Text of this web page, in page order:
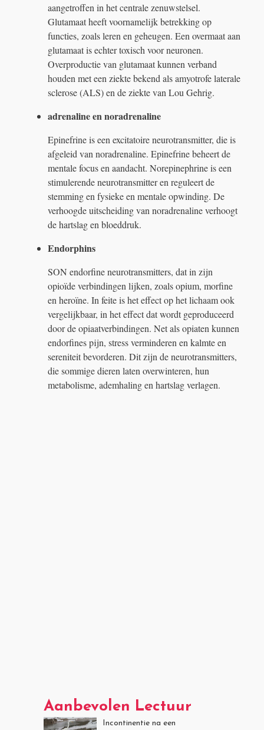
aangetroffen in het centrale zenuwstelsel.
Glutamaat heeft voornamelijk betrekking op
functies, zoals leren en geheugen. Een overmaat aan
glutamaat is echter toxisch voor neuronen.
Overproductie van glutamaat kunnen verband
houden met een ziekte bekend als amyotrofe laterale
sclerose (ALS) en de ziekte van Lou Gehrig.
adrenaline en noradrenaline
Epinefrine is een excitatoire neurotransmitter, die is
afgeleid van noradrenaline. Epinefrine beheert de
mentale focus en aandacht. Norepinephrine is een
stimulerende neurotransmitter en reguleert de
stemming en fysieke en mentale opwinding. De
verhoogde uitscheiding van noradrenaline verhoogt
de hartslag en bloeddruk.
Endorphins
SON endorfine neurotransmitters, dat in zijn
opioïde verbindingen lijken, zoals opium, morfine
en heroïne. In feite is het effect op het lichaam ook
vergelijkbaar, in het effect dat wordt geproduceerd
door de opiaatverbindingen. Net als opiaten kunnen
endorfines pijn, stress verminderen en kalmte en
sereniteit bevorderen. Dit zijn de neurotransmitters,
die sommige dieren laten overwinteren, hun
metabolisme, ademhaling en hartslag verlagen.
Aanbevolen Lectuur
Incontinentie na een